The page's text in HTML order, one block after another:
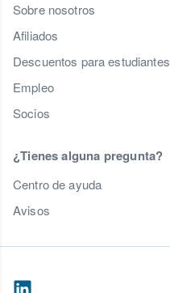
Sobre nosotros
Afiliados
Descuentos para estudiantes
Empleo
Socios
¿Tienes alguna pregunta?
Centro de ayuda
Avisos